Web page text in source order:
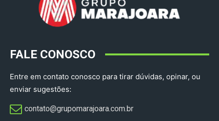
FALE CONOSCO
Entre em contato conosco para tirar dúvidas, opinar, ou
enviar sugestões:
contato@grupomarajoara.com.br